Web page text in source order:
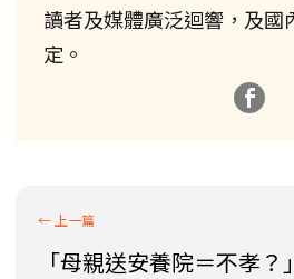
讀者及媒體廣泛迴響，及國
定。
「母親送安養院＝不孝